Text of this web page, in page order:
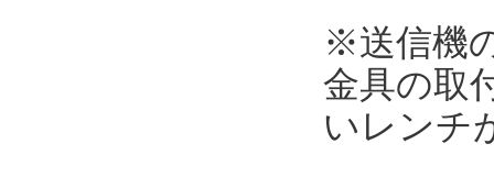
※送信機
金具の取
いレンチ